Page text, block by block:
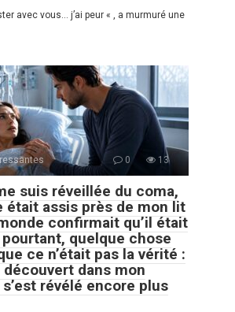
avec vous… j’ai peur « , a murmuré une
0 13
suis réveillée du coma,
était assis près de mon lit
confirmait qu’il était
quelque chose
ce n’était pas la vérité :
découvert dans mon
révélé encore plus